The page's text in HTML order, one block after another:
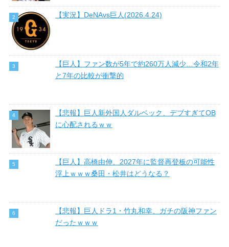
【実況】DeNAvs巨人(2026.4.24)
【巨人】ファン数が5年で約260万人減少…令和2年
と7年の比較が衝撃的
【悲報】巨人新外国人ダルベック、デブすぎてOB
に心配されるｗｗ
【巨人】高橋由伸、2027年に監督再登板の可能性
浮上ｗｗｗ桑田・松井はどうなる？
【悲報】巨人ドラ1・竹丸和幸、ガチの阪神ファン
だったｗｗｗ